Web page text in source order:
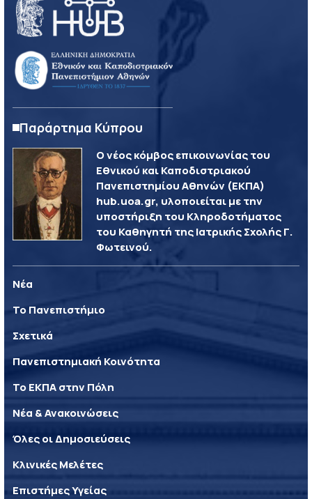
Παράρτημα Κύπρου
Ο νέος κόμβος επικοινωνίας του
Εθνικού και Καποδιστριακού
Πανεπιστημίου Αθηνών (ΕΚΠΑ)
hub.uoa.gr, υλοποιείται με την
υποστήριξη του Κληροδοτήματος
του Καθηγητή της Ιατρικής Σχολής Γ.
Φωτεινού.
Νέα
Το Πανεπιστήμιο
Σχετικά
Πανεπιστημιακή Κοινότητα
Το ΕΚΠΑ στην Πόλη
Νέα & Ανακοινώσεις
Όλες οι Δημοσιεύσεις
Κλινικές Μελέτες
Επιστήμες Υγείας